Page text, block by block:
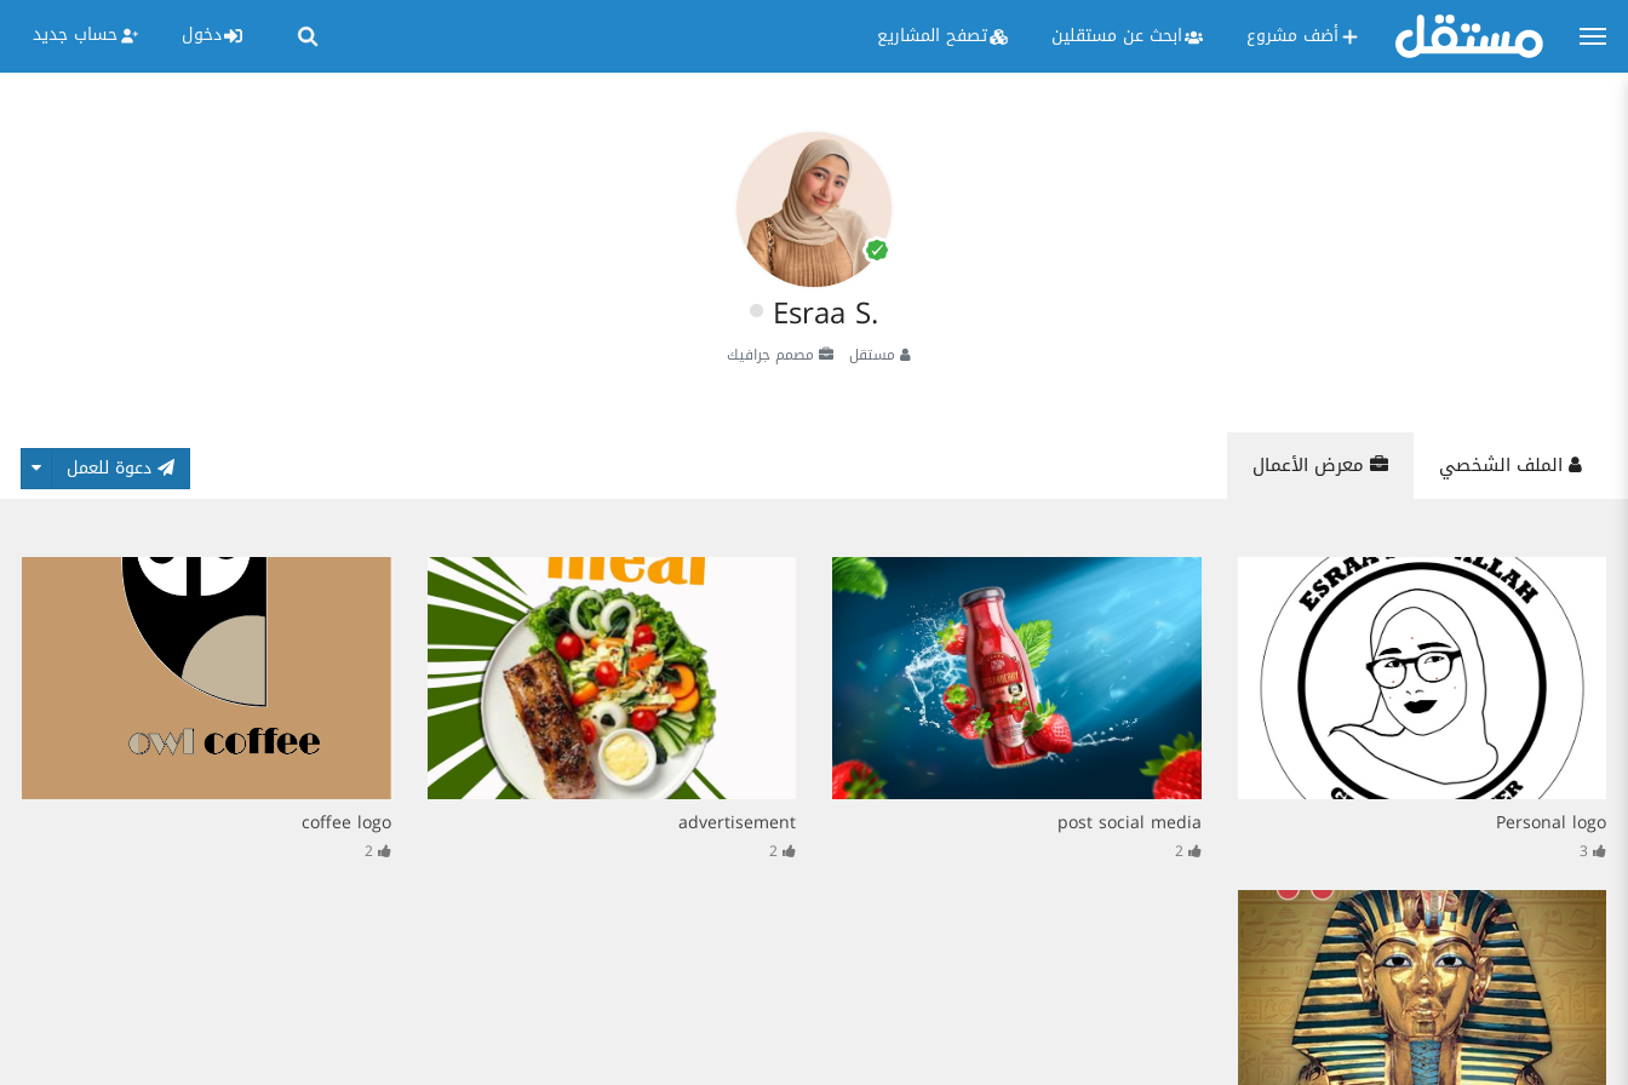
أضف مشروع ابحث عن مستقلين تصفح المشاريع دخول حساب جديد
Esraa S.
مستقل مصمم جرافيك
الملف الشخصي معرض الأعمال دعوة للعمل
Personal logo
post social media
2
advertisement
coffee logo
2